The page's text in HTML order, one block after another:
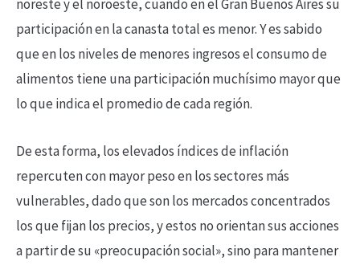
noreste y el noroeste, cuando en el Gran Buenos Aires su
participación en la canasta total es menor. Y es sabido
que en los niveles de menores ingresos el consumo de
alimentos tiene una participación muchísimo mayor que
lo que indica el promedio de cada región.
De esta forma, los elevados índices de inflación
repercuten con mayor peso en los sectores más
vulnerables, dado que son los mercados concentrados
los que fijan los precios, y estos no orientan sus acciones
a partir de su «preocupación social», sino para mantener